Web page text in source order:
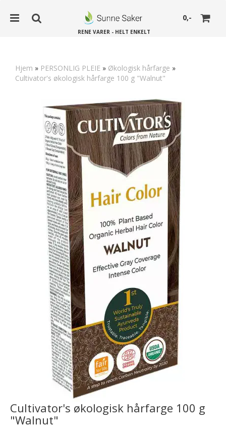
0,-
RENE VARER - HELT ENKELT
Hjem » PERSONLIG PLEIE » Økologisk hårfarge »
Cultivator's økologisk hårfarge 100 g "Walnut"
Cultivator's økologisk hårfarge 100 g
"Walnut"
Trykk ENTER for å søke